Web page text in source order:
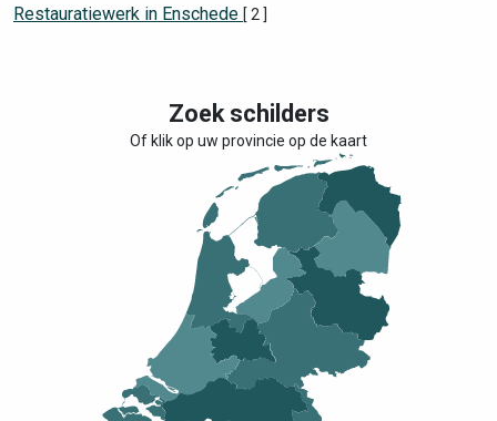
Restauratiewerk in Enschede [ 2 ]
Zoek schilders
Of klik op uw provincie op de kaart